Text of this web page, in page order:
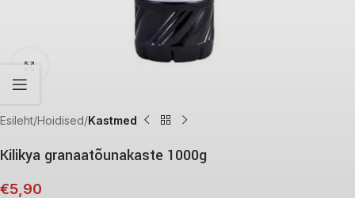
Esileht Hoidised Kastmed
Kilikya granaatõunakaste 1000g
€5,90